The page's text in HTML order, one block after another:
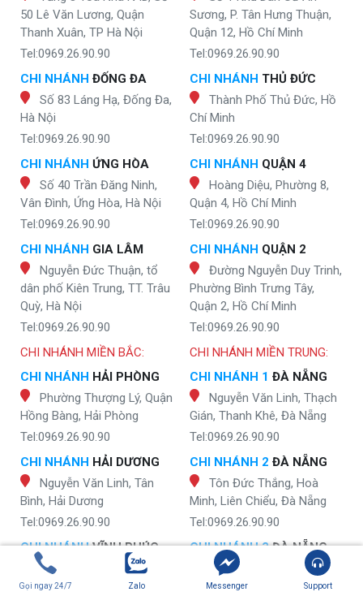
50 Lê Văn Lương, Quận
Thanh Xuân, TP Hà Nội
Tel:0969.26.90.90
CHI NHÁNH ĐỐNG ĐA
Số 83 Láng Hạ, Đống Đa,
Hà Nội
Tel:0969.26.90.90
CHI NHÁNH ỨNG HÒA
Số 40 Trần Đăng Ninh,
Vân Đình, Ứng Hòa, Hà Nội
Tel:0969.26.90.90
CHI NHÁNH GIA LÂM
Nguyễn Đức Thuận, tổ
dân phố Kiên Trung, TT. Trâu
Quỳ, Hà Nội
Tel:0969.26.90.90
Sương, P. Tân Hưng Thuận,
Quận 12, Hồ Chí Minh
Tel:0969.26.90.90
CHI NHÁNH THỦ ĐỨC
Thành Phố Thủ Đức, Hồ
Chí Minh
Tel:0969.26.90.90
CHI NHÁNH QUẬN 4
Hoàng Diệu, Phường 8,
Quận 4, Hồ Chí Minh
Tel:0969.26.90.90
CHI NHÁNH QUẬN 2
Đường Nguyễn Duy Trinh,
Phường Bình Trưng Tây,
Quận 2, Hồ Chí Minh
Tel:0969.26.90.90
CHI NHÁNH MIỀN BẮC:
CHI NHÁNH HẢI PHÒNG
Phường Thượng Lý, Quận
Hồng Bàng, Hải Phòng
Tel:0969.26.90.90
CHI NHÁNH HẢI DƯƠNG
Nguyễn Văn Linh, Tân
Bình, Hải Dương
Tel:0969.26.90.90
CHI NHÁNHVĨNH PHÚC
Tân Triều, Lập Thạch,
Vĩnh Phúc
CHI NHÁNH MIỀN TRUNG:
CHI NHÁNH 1 ĐÀ NẴNG
Nguyễn Văn Linh, Thạch
Gián, Thanh Khê, Đà Nẵng
Tel:0969.26.90.90
CHI NHÁNH 2 ĐÀ NẴNG
Tôn Đức Thắng, Hoà
Minh, Liên Chiểu, Đà Nẵng
Tel:0969.26.90.90
CHI NHÁNH 3ĐÀ NẴNG
Hòa Thuận Đông, Hải
Châu, Đà Nẵng
Gọi ngay 24/7 Zalo Messenger Support